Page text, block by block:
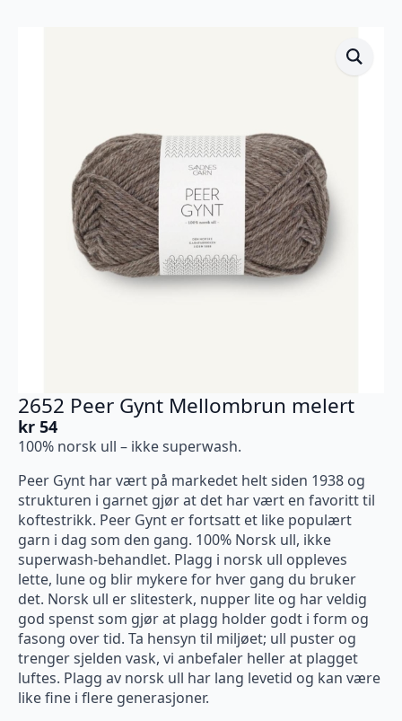
2652 Peer Gynt Mellombrun melert
kr 54
100% norsk ull – ikke superwash.
Peer Gynt har vært på markedet helt siden 1938 og
strukturen i garnet gjør at det har vært en favoritt til
koftestrikk. Peer Gynt er fortsatt et like populært
garn i dag som den gang. 100% Norsk ull, ikke
superwash-behandlet. Plagg i norsk ull oppleves
lette, lune og blir mykere for hver gang du bruker
det. Norsk ull er slitesterk, nupper lite og har veldig
god spenst som gjør at plagg holder godt i form og
fasong over tid. Ta hensyn til miljøet; ull puster og
trenger sjelden vask, vi anbefaler heller at plagget
luftes. Plagg av norsk ull har lang levetid og kan være
like fine i flere generasjoner.